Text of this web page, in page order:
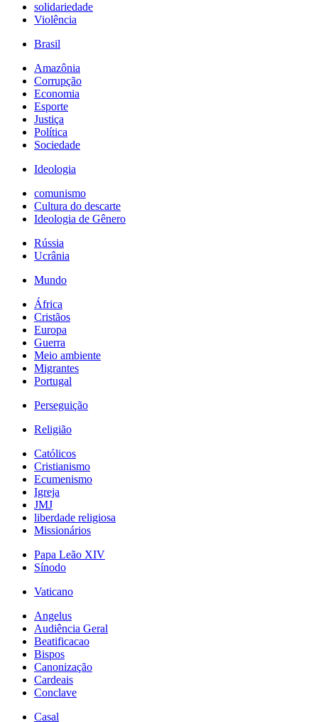
solidariedade
Violência
Brasil
Amazônia
Corrupção
Economia
Esporte
Justiça
Política
Sociedade
Ideologia
comunismo
Cultura do descarte
Ideologia de Gênero
Rússia
Ucrânia
Mundo
África
Cristãos
Europa
Guerra
Meio ambiente
Migrantes
Portugal
Perseguição
Religião
Católicos
Cristianismo
Ecumenismo
Igreja
JMJ
liberdade religiosa
Missionários
Papa Leão XIV
Sínodo
Vaticano
Angelus
Audiência Geral
Beatificacao
Bispos
Canonização
Cardeais
Conclave
Casal